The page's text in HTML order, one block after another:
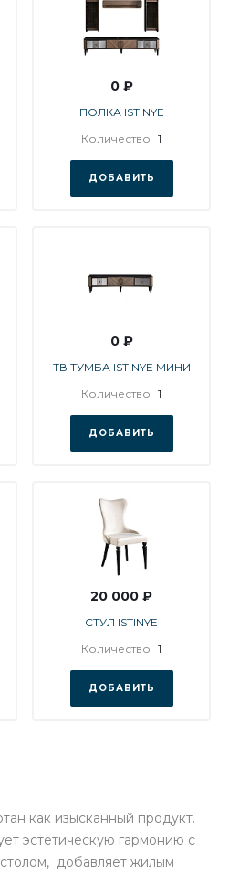
0 ₽
ПОЛКА ISTINYE
Количество 1
ДОБАВИТЬ
0 ₽
ТВ ТУМБА ISTINYE МИНИ
Количество 1
ДОБАВИТЬ
20 000 ₽
СТУЛ ISTINYE
Количество 1
ДОБАВИТЬ
как изысканный продукт.
эстетическую гармонию с
добавляет жилым